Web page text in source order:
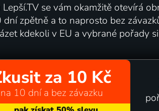
se vám okamžitě otevírá
zpětně a to naprosto bez
kdekoli v EU a vybrané pořady
za 10 Kč
na 10 dní a bez závazku